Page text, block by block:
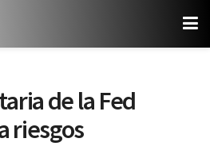
de la Fed
riesgos